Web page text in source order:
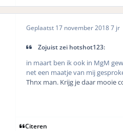
Geplaatst 17 november 20187 jr
Zojuist zei hotshot123:
in maart ben ik ook in MgM
net een maatje van mij
Thnx man. Krijg je daar mooie
Citeren